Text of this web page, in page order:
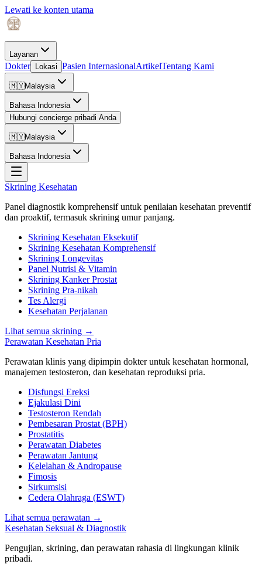
Lewati ke konten utama
Layanan
Dokter Lokasi Pasien InternasionalArtikelTentang Kami
🇲🇾Malaysia
Bahasa Indonesia
Hubungi concierge pribadi Anda
🇲🇾Malaysia
Bahasa Indonesia
Skrining Kesehatan
Panel diagnostik komprehensif untuk penilaian kesehatan preventif
dan proaktif, termasuk skrining umur panjang.
Skrining Kesehatan Eksekutif
Skrining Kesehatan Komprehensif
Skrining Longevitas
Panel Nutrisi & Vitamin
Skrining Kanker Prostat
Skrining Pra-nikah
Tes Alergi
Kesehatan Perjalanan
Lihat semua skrining →
Perawatan Kesehatan Pria
Perawatan klinis yang dipimpin dokter untuk kesehatan hormonal,
manajemen testosteron, dan kesehatan reproduksi pria.
Disfungsi Ereksi
Ejakulasi Dini
Testosteron Rendah
Pembesaran Prostat (BPH)
Prostatitis
Perawatan Diabetes
Perawatan Jantung
Kelelahan & Andropause
Fimosis
Sirkumsisi
Cedera Olahraga (ESWT)
Lihat semua perawatan →
Kesehatan Seksual & Diagnostik
Pengujian, skrining, dan perawatan rahasia di lingkungan klinik
pribadi.